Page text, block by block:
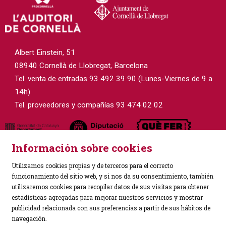
Albert Einstein, 51
08940 Cornellà de Llobregat, Barcelona
Tel. venta de entradas 93 492 39 90 (Lunes-Viernes de 9 a
14h)
Tel. proveedores y compañías 93 474 02 02
Sitemap | Aviso Legal | Política de Privacidad
|
Uso de Cookies
Información sobre cookies
Utilizamos cookies propias y de terceros para el correcto
funcionamiento del sitio web, y si nos da su consentimiento, también
utilizaremos cookies para recopilar datos de sus visitas para obtener
estadísticas agregadas para mejorar nuestros servicios y mostrar
publicidad relacionada con sus preferencias a partir de sus hábitos de
navegación.